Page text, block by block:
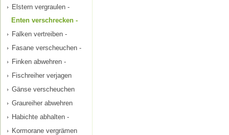
Elstern vergraulen -
Enten verschrecken -
Falken vertreiben -
Fasane verscheuchen -
Finken abwehren -
Fischreiher verjagen
Gänse verscheuchen
Graureiher abwehren
Habichte abhalten -
Kormorane vergrämen